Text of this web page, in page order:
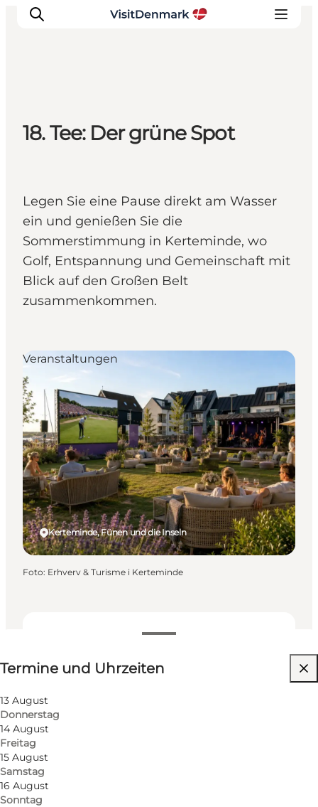
Inspiration
Regionen
Reiseplanung
18. Tee: Der grüne Spot
Legen Sie eine Pause direkt am Wasser
ein und genießen Sie die
Sommerstimmung in Kerteminde, wo
Golf, Entspannung und Gemeinschaft mit
Blick auf den Großen Belt
zusammenkommen.
Termine und Uhrzeiten
Termine und Uhrzeiten
13 August
Donnerstag
14 August
Freitag
15 August
Samstag
16 August
Sonntag
Kostenlos
Kinder, Freunde, Mein Partner, Mir selbst, Mein
Kerteminde, Fünen und die Inseln
Veranstaltungen
Foto: Erhverv & Turisme i Kerteminde